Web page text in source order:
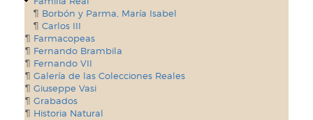
Borbón y Parma, María Isabel
Carlos III
Farmacopeas
Fernando Brambila
Fernando VII
Galería de las Colecciones Reales
Giuseppe Vasi
Grabados
Historia Natural